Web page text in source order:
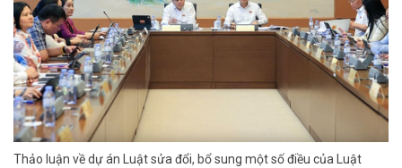
Thảo luận về dự án Luật sửa đổi, bổ sung một số điều của Luật